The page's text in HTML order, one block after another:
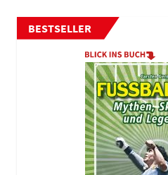
BESTSELLER